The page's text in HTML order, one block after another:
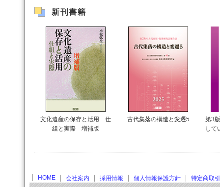
新刊書籍
文化遺産の保存と活用 仕
組と実際 増補版
古代集落の構造と変遷5
第3
して
HOME 会社案内 採用情報 個人情報保護方針 特定商取